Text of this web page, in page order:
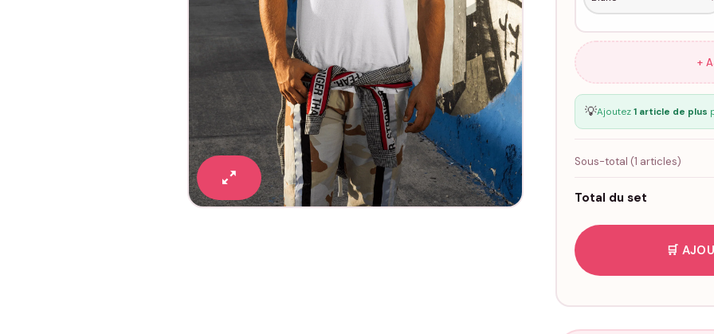
+
💡Ajoutez 1 article de plus
Sous-total (1 articles)
Total du set
🛒